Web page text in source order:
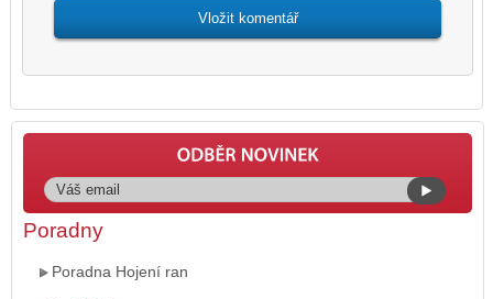
Poradny
Poradna Hojení ran